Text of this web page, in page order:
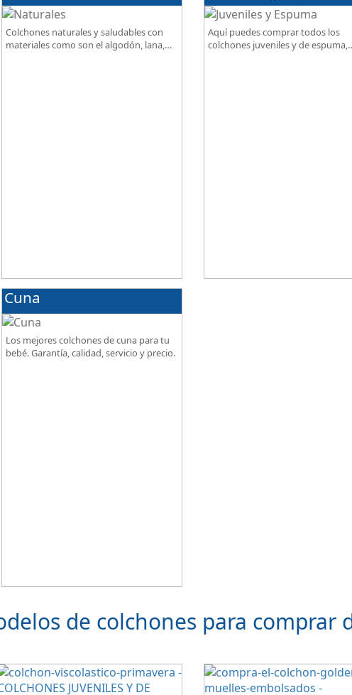
Colchones naturales y saludables con
materiales como son el algodón, lana,
Aquí puedes comprar todos los
colchones juveniles y de espuma,
Cuna
Los mejores colchones de cuna para tu
bebé. Garantía, calidad, servicio y precio.
de colchones para comprar